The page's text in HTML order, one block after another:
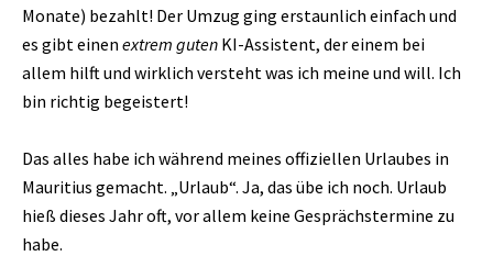
Monate) bezahlt! Der Umzug ging erstaunlich einfach und
es gibt einen extrem guten KI-Assistent, der einem bei
allem hilft und wirklich versteht was ich meine und will. Ich
bin richtig begeistert!
Das alles habe ich während meines offiziellen Urlaubes in
Mauritius gemacht. „Urlaub“. Ja, das übe ich noch. Urlaub
hieß dieses Jahr oft, vor allem keine Gesprächstermine zu
habe.